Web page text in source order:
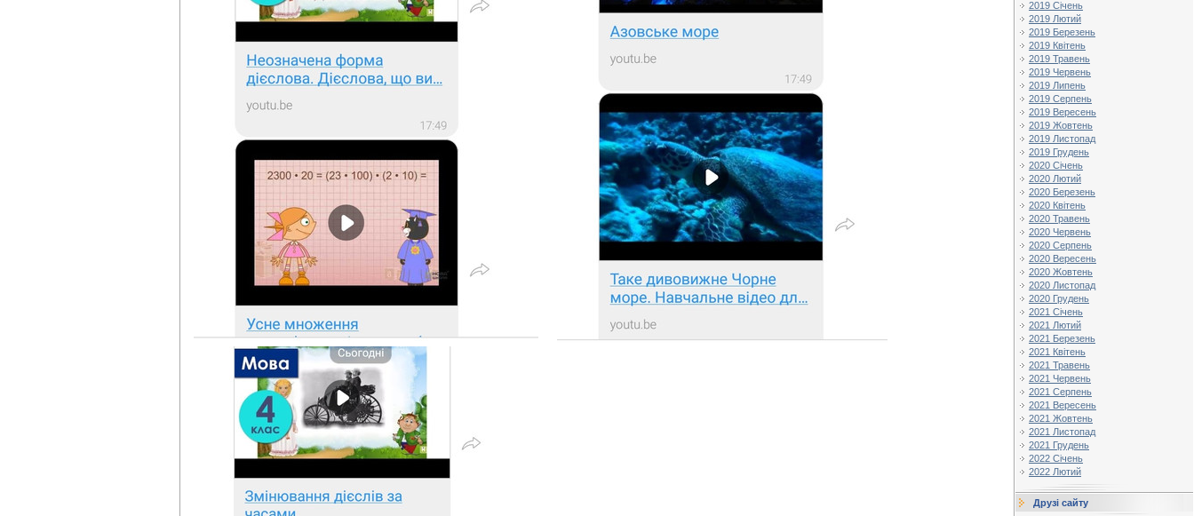
2019 Січень
2019 Лютий
2019 Березень
2019 Квітень
2019 Травень
2019 Червень
2019 Липень
2019 Серпень
2019 Вересень
2019 Жовтень
2019 Листопад
2019 Грудень
2020 Січень
2020 Лютий
2020 Березень
2020 Квітень
2020 Травень
2020 Червень
2020 Серпень
2020 Вересень
2020 Жовтень
2020 Листопад
2020 Грудень
2021 Січень
2021 Лютий
2021 Березень
2021 Квітень
2021 Травень
2021 Червень
2021 Серпень
2021 Вересень
2021 Жовтень
2021 Листопад
2021 Грудень
2022 Січень
2022 Лютий
Друзі сайту